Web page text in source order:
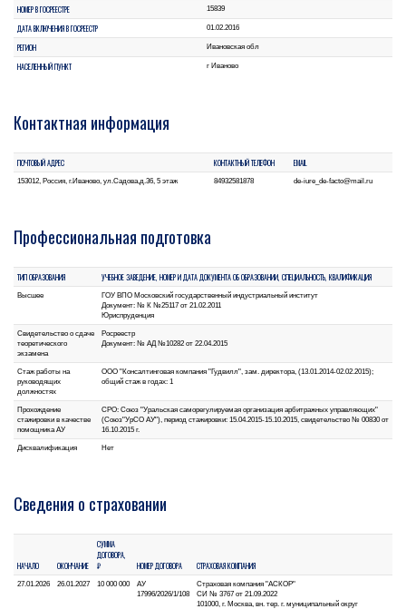
НОМЕР В ГОСРЕЕСТРЕ 15839
ДАТА ВКЛЮЧЕНИЯ В ГОСРЕЕСТР 01.02.2016
РЕГИОН Ивановская обл
НАСЕЛЕННЫЙ ПУНКТ г Иваново
Контактная информация
ПОЧТОВЫЙ АДРЕС КОНТАКТНЫЙ ТЕЛЕФОН EMAIL
153012, Россия, г.Иваново, ул.Садова,д.36, 5 этаж 84932581878 de-iure_de-facto@mail.ru
Профессиональная подготовка
ТИП ОБРАЗОВАНИЯ УЧЕБНОЕ ЗАВЕДЕНИЕ, НОМЕР И ДАТА ДОКУМЕНТА ОБ ОБРАЗОВАНИИ, СПЕЦИАЛЬНОСТЬ, КВАЛИФИКАЦИЯ
Высшее
ГОУ ВПО Московский государственный индустриальный институт
Документ: № К №25117 от 21.02.2011
Юриспруденция
Свидетельство о сдаче
теоретического
экзамена
Росреестр
Документ: № АД №10282 от 22.04.2015
Стаж работы на
руководящих
должностях
ООО "Консалтинговая компания "Гудвилл", зам. директора, (13.01.2014-02.02.2015);
общий стаж в годах: 1
Прохождение
стажировки в качестве
помощника АУ
СРО: Союз "Уральская саморегулируемая организация арбитражных управляющих"
(Союз"УрСО АУ"), период стажировки: 15.04.2015-15.10.2015, свидетельство № 00830 от
16.10.2015 г.
Дисквалификация Нет
Сведения о страховании
НАЧАЛО ОКОНЧАНИЕ
СУММА
ДОГОВОРА,
₽
НОМЕР ДОГОВОРА СТРАХОВАЯ КОМПАНИЯ
27.01.2026 26.01.2027 10 000 000
АУ
17996/2026/1/108
Страховая компания "АСКОР"
СИ № 3767 от 21.09.2022
101000, г. Москва, вн. тер. г. муниципальный округ